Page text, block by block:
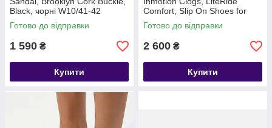
Black, чорні W10/41-42
Готово до відправки
1 590 ₴
Купити
Comfort, Slip On Shoes for
Women and Men, Atmosphere
Готово до відправки
2 600 ₴
Купити